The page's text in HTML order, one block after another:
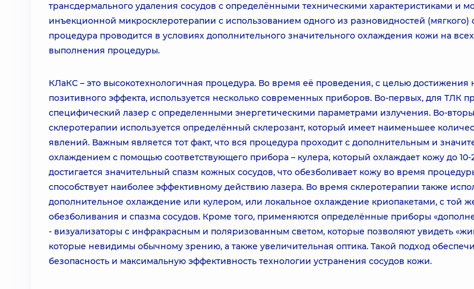
трансдермального удаления сосудов с определёнными техническими характеристиками и
инъекционной микросклеротерапии с использованием одного из разновидностей (мягкого)
процедура проводится в условиях дополнительного значительного охлаждения кожи на всех
выполнения процедуры.
КЛаКС – это высокотехнологичная процедура. Во время её проведения, с целью достижения
позитивного эффекта, используется несколько современных приборов. Во-первых, для ТЛК
специфический лазер с определенными энергетическими параметрами излучения. Во-
склеротерапии используется определённый склерозант, который имеет наименьшее
явлений. Важным является тот факт, что вся процедура проходит с дополнительным и
охлаждением с помощью соответствующего прибора – кулера, который охлаждает кожу до 10-
достигается значительный спазм кожных сосудов, что обезболивает кожу во время
способствует наиболее эффективному действию лазера. Во время склеротерапии также
дополнительное охлаждение или кулером, или локальное охлаждение криопакетами, с той
обезболивания и спазма сосудов. Кроме того, применяются определённые приборы
- визуализаторы с инфракрасным и поляризованным светом, которые позволяют увидеть
которые невидимы обычному зрению, а также увеличительная оптика. Такой подход
безопасность и максимальную эффективность технологии устранения сосудов кожи.